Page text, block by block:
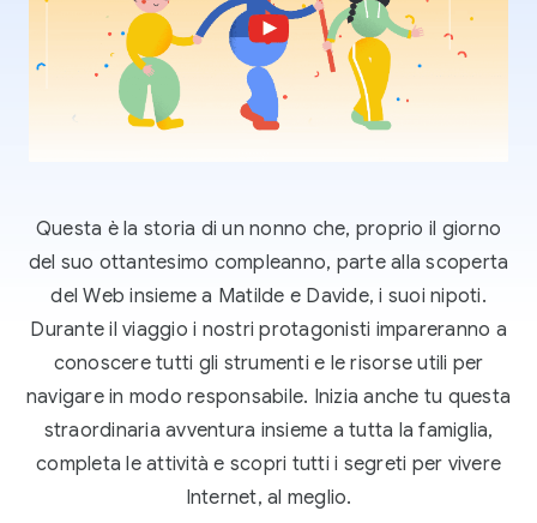
Questa è la storia di un nonno che, proprio il giorno
del suo ottantesimo compleanno, parte alla scoperta
del Web insieme a Matilde e Davide, i suoi nipoti.
Durante il viaggio i nostri protagonisti impareranno a
conoscere tutti gli strumenti e le risorse utili per
navigare in modo responsabile. Inizia anche tu questa
straordinaria avventura insieme a tutta la famiglia,
completa le attività e scopri tutti i segreti per vivere
Internet, al meglio.